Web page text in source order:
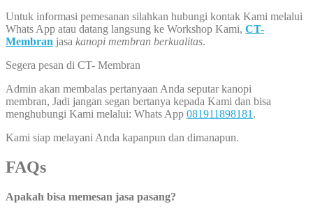
Untuk informasi pemesanan silahkan hubungi kontak Kami melalui
Whats App atau datang langsung ke Workshop Kami, CT-
Membran jasa kanopi membran berkualitas.
Segera pesan di CT- Membran
Admin akan membalas pertanyaan Anda seputar kanopi
membran, Jadi jangan segan bertanya kepada Kami dan bisa
menghubungi Kami melalui: Whats App 081911898181 .
Kami siap melayani Anda kapanpun dan dimanapun.
FAQs
Apakah bisa memesan jasa pasang?